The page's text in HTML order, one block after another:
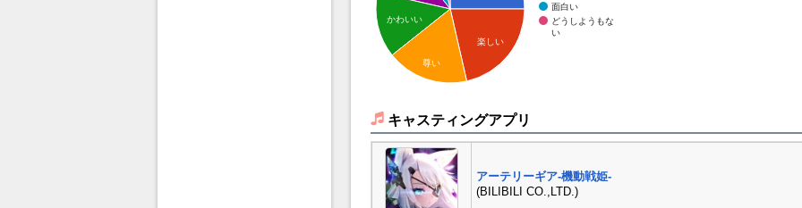
面白い
どうしようもな
い
楽しい
かわいい
尊い
キャスティングアプリ
アーテリーギア-機動戦姫-
(BILIBILI CO.,LTD.)